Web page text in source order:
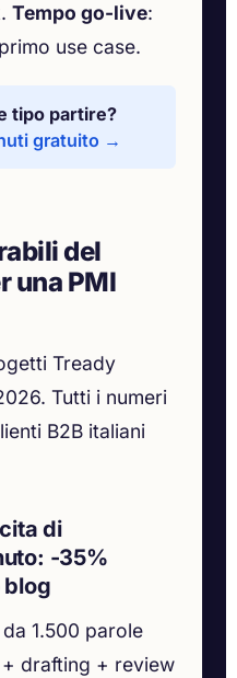
Tempo go-live:
use case.
tipo partire?
gratuito →
del
una PMI
Tready
Tutti i numeri
B2B italiani
di
-35%
blog
1.500 parole
drafting + review